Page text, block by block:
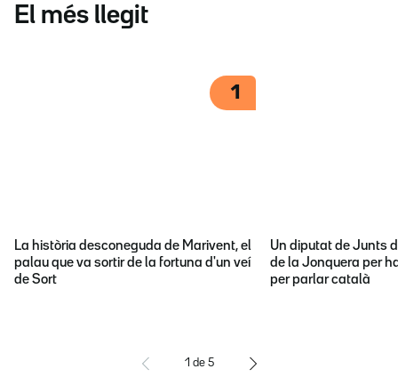
El més llegit
1
La història desconeguda de Marivent, el
palau que va sortir de la fortuna d'un veí
de Sort
Un diputat de Junts
de la Jonquera per
per parlar català
1 de 5